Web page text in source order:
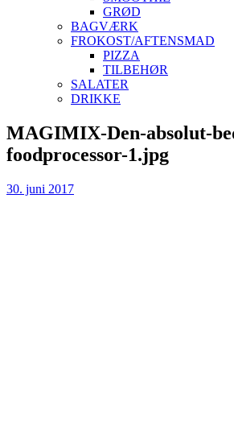
GRØD
BAGVÆRK
FROKOST/AFTENSMAD
PIZZA
TILBEHØR
SALATER
DRIKKE
Skip
to
content
MAGIMIX-Den-absolut-
foodprocessor-1.jpg
30. juni 2017